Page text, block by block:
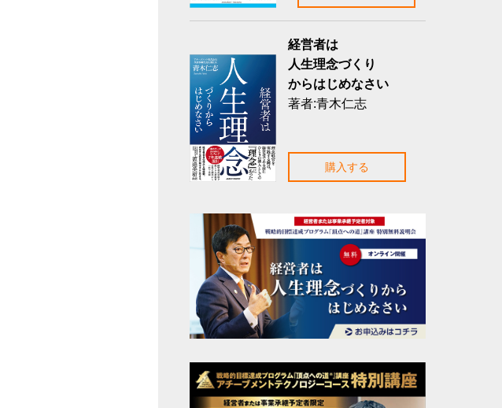
経営者は
人生理念づくり
からはじめなさい
著者:青木仁志
購入する